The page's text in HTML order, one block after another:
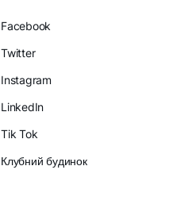
Facebook
Twitter
Instagram
LinkedIn
Tik Tok
Клубний будинок